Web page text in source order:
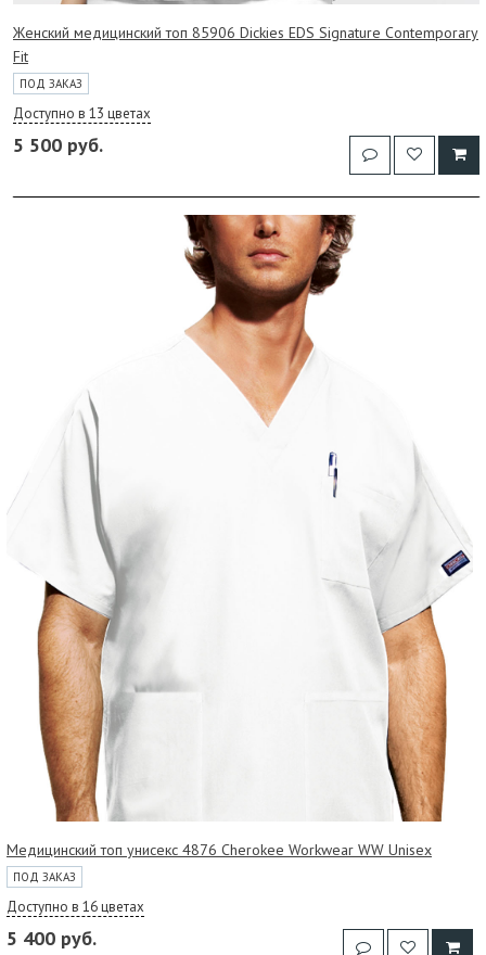
Женский медицинский топ 85906 Dickies EDS Signature Contemporary
Fit
ПОД ЗАКАЗ
Доступно в 13 цветах
5 500 руб.
Медицинский топ унисекс 4876 Cherokee Workwear WW Unisex
ПОД ЗАКАЗ
Доступно в 16 цветах
5 400 руб.